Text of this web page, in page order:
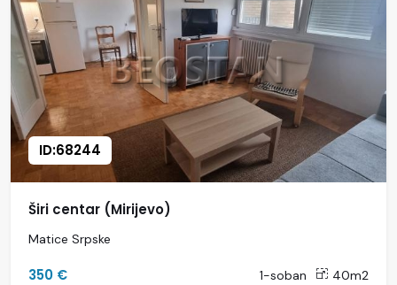
ID:68244
Širi centar (Mirijevo)
Matice Srpske
350 € 1-soban 40m2